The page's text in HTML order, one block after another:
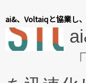
表しまし
たNeX
ai&、Voltaiqと協業し